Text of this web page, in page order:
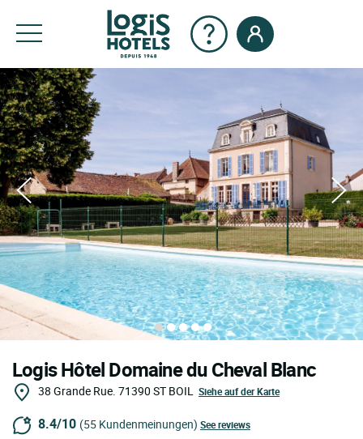
Logis Hôtel Domaine du Cheval Blanc
38 Grande Rue. 71390 ST BOIL Siehe auf der Karte
8.4/10 (55 Kundenmeinungen) See reviews